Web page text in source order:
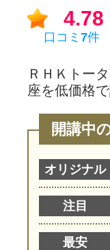
4.78
口コミ 7件
ＲＨＫトー
座を低価格
開講中
オリジナル
注目
最安